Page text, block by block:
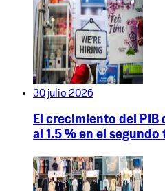
30 julio 2026
El crecimiento del PIB
al 1.5 % en el